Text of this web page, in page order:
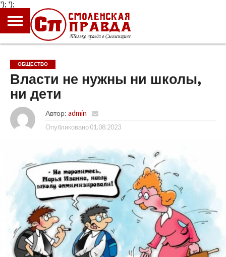
');
ГЛАВНАЯ
НОВОСТИ
ПРОИСШЕСТВИЯ
ПОЛИТИКА
КУЛЬТУРА
ЭКОНОМИКА
ОБЩЕСТВО
БЛОГИ
ОБЩЕСТВО
Власти не нужны ни школы,
ни дети
Автор: admin
Опубликовано 01.08.2023
');